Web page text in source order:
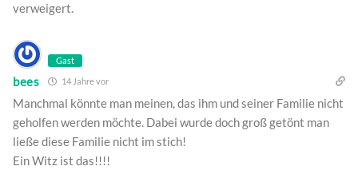
verweigert.
Gast
bees 14 Jahre vor
Manchmal könnte man meinen, das ihm und seiner Familie nicht
geholfen werden möchte. Dabei wurde doch groß getönt man
ließe diese Familie nicht im stich!
Ein Witz ist das!!!!